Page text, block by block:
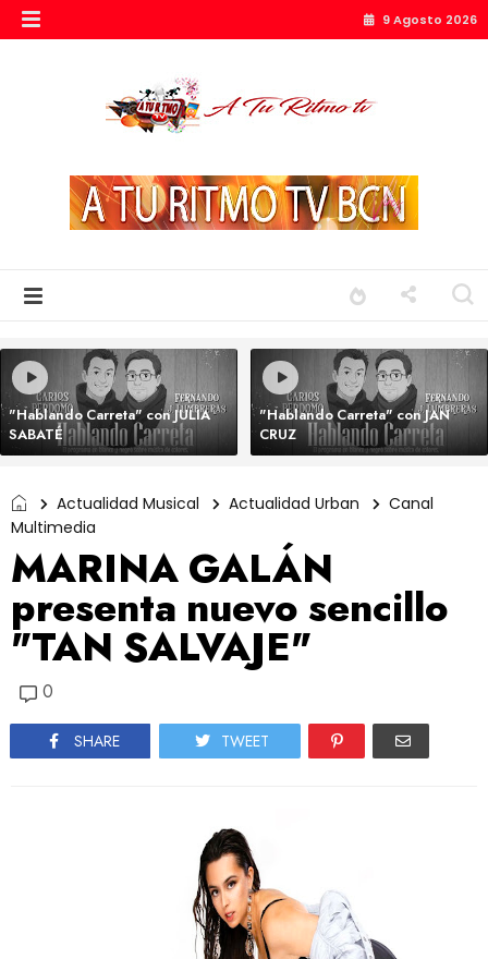
9 Agosto 2026
"Hablando Carreta" con JULIA
SABATÉ
"Hablando Carreta" con JAN
CRUZ
Actualidad Musical Actualidad Urban
Canal
Multimedia
MARINA GALÁN
presenta nuevo sencillo
"TAN SALVAJE"
0
SHARE TWEET